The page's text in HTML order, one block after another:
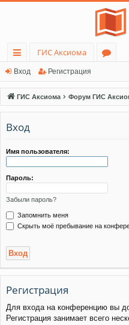
с
ы
лк
и
ГИС Аксиома
ру
м
Вход Регистрация
ГИС Аксиома Форум ГИС
Вход
Имя пользователя:
Пароль:
Забыли пароль?
Запомнить меня
Скрыть моё пребывание на
Регистрация
Для входа на конференцию вы
Регистрация занимает всего